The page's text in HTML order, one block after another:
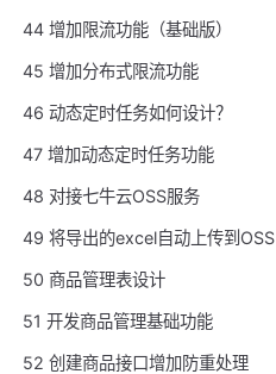
44 增加限流功能（基础版）
45 增加分布式限流功能
46 动态定时任务如何设计？
47 增加动态定时任务功能
48 对接七牛云OSS服务
49 将导出的excel自动上传到OSS
50 商品管理表设计
51 开发商品管理基础功能
52 创建商品接口增加防重处理